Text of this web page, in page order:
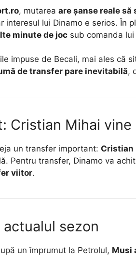
, mutarea are șanse reale să
interesul lui Dinamo e serios. În
minute de joc sub comanda lui
impuse de Becali, mai ales că
de transfer pare inevitabilă,
Cristian Mihai vine
un transfer important: Cristian
Pentru transfer, Dinamo va
viitor.
sezon
un împrumut la Petrolul, Musi